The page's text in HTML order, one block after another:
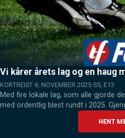
Vi kårer årets lag og en haug
KORTREIST 6. NOVEMBER 2025 S5, E13
Med fire lokale lag, som alle gjorde
med ordentlig blest rundt i 2025.
lag, samt delt ut flere andre titler i
HENT